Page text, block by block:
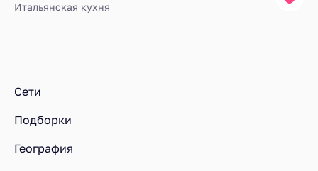
Итальянская кухня
Сети
Подборки
География